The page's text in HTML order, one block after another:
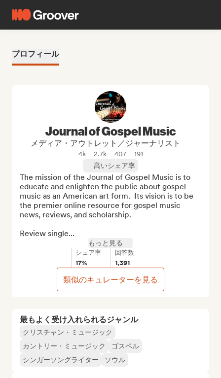
プロフィール
最もよく受け入れられるジャンル
クリスチャン・ミュージック
カントリー・ミュージック
ゴスペル
シンガーソングライター
ソウル
Journal of Gospel Music
メディア・アウトレット／ジャーナリスト
4k 2.7k 407
191
高いシェア率
The mission of the Journal of Gospel Music is to
educate and enlighten the public about gospel
music as an American art form.  Its vision is to be
the premier online resource for gospel music
news, reviews, and scholarship.
Review single...
もっと見る
シェア率
17%
回答数
1,391
類似のキュレーターを見る